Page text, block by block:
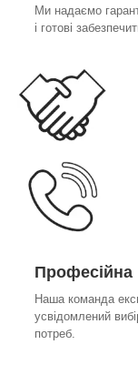
Ми надаємо
і готові
Професійна
Наша команда
усвідомлений
потреб.